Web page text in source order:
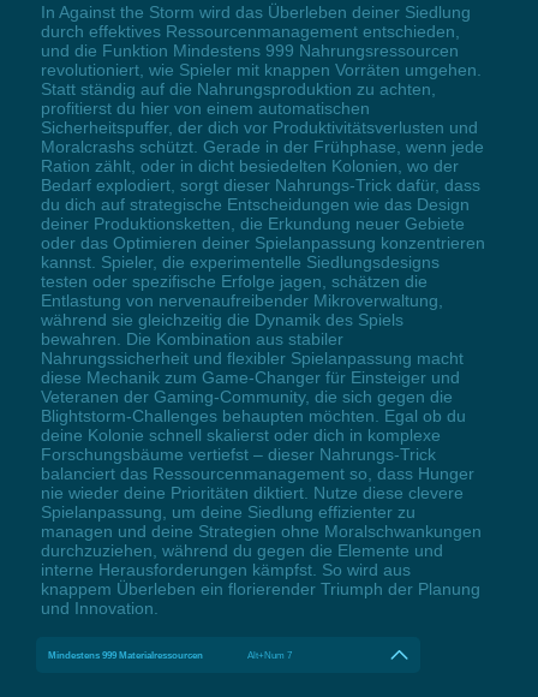
In Against the Storm wird das Überleben deiner Siedlung
durch effektives Ressourcenmanagement entschieden,
und die Funktion Mindestens 999 Nahrungsressourcen
revolutioniert, wie Spieler mit knappen Vorräten umgehen.
Statt ständig auf die Nahrungsproduktion zu achten,
profitierst du hier von einem automatischen
Sicherheitspuffer, der dich vor Produktivitätsverlusten und
Moralcrashs schützt. Gerade in der Frühphase, wenn jede
Ration zählt, oder in dicht besiedelten Kolonien, wo der
Bedarf explodiert, sorgt dieser Nahrungs-Trick dafür, dass
du dich auf strategische Entscheidungen wie das Design
deiner Produktionsketten, die Erkundung neuer Gebiete
oder das Optimieren deiner Spielanpassung konzentrieren
kannst. Spieler, die experimentelle Siedlungsdesigns
testen oder spezifische Erfolge jagen, schätzen die
Entlastung von nervenaufreibender Mikroverwaltung,
während sie gleichzeitig die Dynamik des Spiels
bewahren. Die Kombination aus stabiler
Nahrungssicherheit und flexibler Spielanpassung macht
diese Mechanik zum Game-Changer für Einsteiger und
Veteranen der Gaming-Community, die sich gegen die
Blightstorm-Challenges behaupten möchten. Egal ob du
deine Kolonie schnell skalierst oder dich in komplexe
Forschungsbäume vertiefst – dieser Nahrungs-Trick
balanciert das Ressourcenmanagement so, dass Hunger
nie wieder deine Prioritäten diktiert. Nutze diese clevere
Spielanpassung, um deine Siedlung effizienter zu
managen und deine Strategien ohne Moralschwankungen
durchzuziehen, während du gegen die Elemente und
interne Herausforderungen kämpfst. So wird aus
knappem Überleben ein florierender Triumph der Planung
und Innovation.
Mindestens 999 Materialressourcen Alt+Num 7